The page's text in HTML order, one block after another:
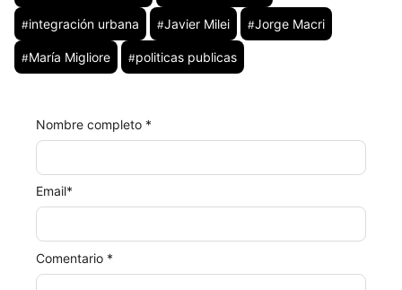
#integración urbana #Javier Milei #Jorge Macri
#María Migliore #politicas publicas
Comentario *
Nombre completo *
Email*